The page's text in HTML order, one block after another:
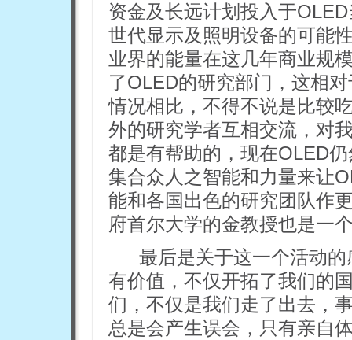
资金及长远计划投入于
世代显示及照明设备的可能
业界的能量在这几年商业规
了OLED的研究部门，这相
情况相比，不得不说是比较
外的研究学者互相交流，对
都是有帮助的，现在OLED
集合众人之智能和力量来让
能和各国出色的研究团队作
府首尔大学的金教授也是一
最后是关于这一个活动
有价值，不仅开拓了我们的
们，不仅是我们走了出去，
总是会产生误会，只有亲自